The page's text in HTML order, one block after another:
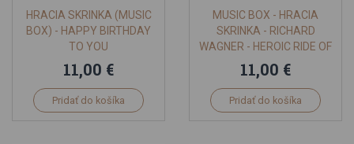
HRACIA SKRINKA (MUSIC
BOX) - HAPPY BIRTHDAY
TO YOU
11,00 €
Pridať do košíka
MUSIC BOX - HRACIA
SKRINKA - RICHARD
WAGNER - HEROIC RIDE OF
THE VALKYRIES
11,00 €
Pridať do košíka